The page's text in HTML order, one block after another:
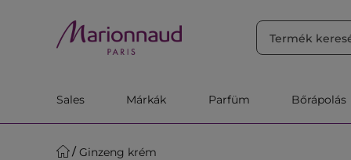
Sales Márkák Parfüm Bőrápolás
Ginzeng krém